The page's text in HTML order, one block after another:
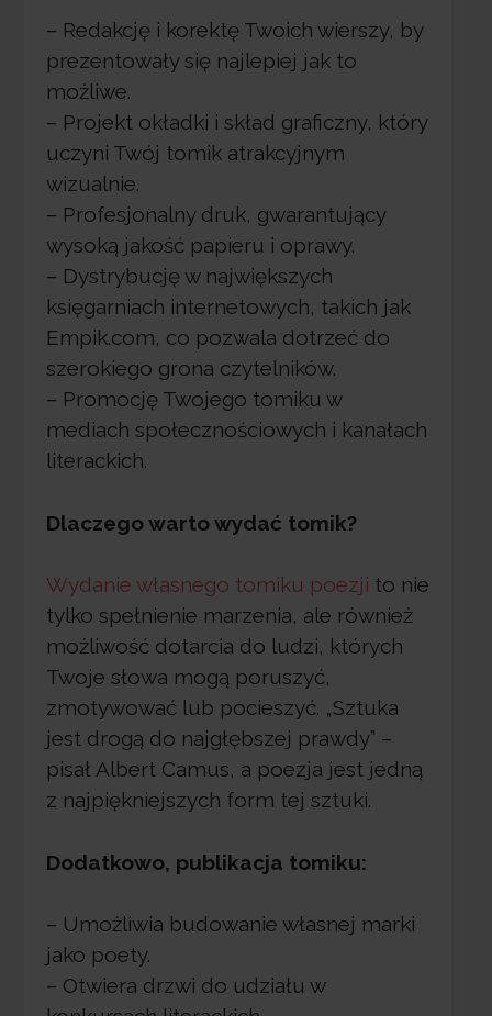
– Redakcję i korektę Twoich wierszy, by
prezentowały się najlepiej jak to
możliwe.
– Projekt okładki i skład graficzny, który
uczyni Twój tomik atrakcyjnym
wizualnie.
– Profesjonalny druk, gwarantujący
wysoką jakość papieru i oprawy.
– Dystrybucję w największych
księgarniach internetowych, takich jak
Empik.com, co pozwala dotrzeć do
szerokiego grona czytelników.
– Promocję Twojego tomiku w
mediach społecznościowych i kanałach
literackich.
Dlaczego warto wydać tomik?
Wydanie własnego tomiku poezji to nie
tylko spełnienie marzenia, ale również
możliwość dotarcia do ludzi, których
Twoje słowa mogą poruszyć,
zmotywować lub pocieszyć. „Sztuka
jest drogą do najgłębszej prawdy” –
pisał Albert Camus, a poezja jest jedną
z najpiękniejszych form tej sztuki.
Dodatkowo, publikacja tomiku:
– Umożliwia budowanie własnej marki
jako poety.
– Otwiera drzwi do udziału w